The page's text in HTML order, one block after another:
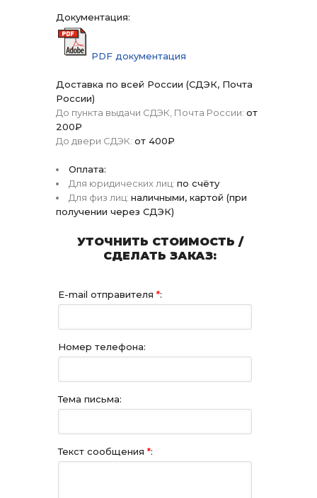
Документация:
PDF документация
Доставка по всей России (СДЭК, Почта
России)
До пункта выдачи СДЭК, Почта России: от
200₽
До двери СДЭК: от 400₽
Оплата:
Для юридических лиц: по счёту
Для физ лиц: наличными, картой (при
получении через СДЭК)
УТОЧНИТЬ СТОИМОСТЬ /
СДЕЛАТЬ ЗАКАЗ:
E-mail отправителя *:
Номер телефона:
Тема письма:
Текст сообщения *: